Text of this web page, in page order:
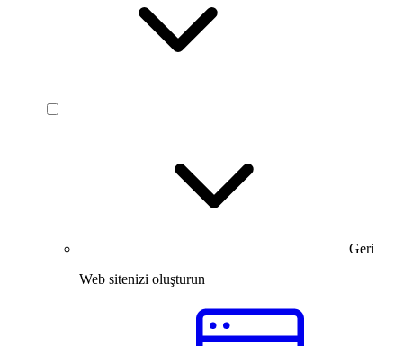
Geri
Web sitenizi oluşturun